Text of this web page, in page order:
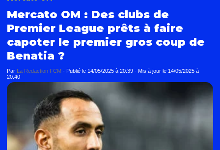
Mercato OM : Des clubs de
Premier League prêts à faire
capoter le premier gros coup de
Benatia ?
Par La Redaction FCM - Publié le 14/05/2025 à 20:39 - Mis à jour le 14/05/2025 à
20:40